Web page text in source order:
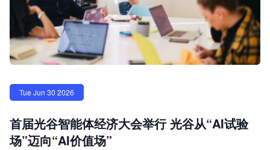
Tue Jun 30 2026
首届光谷智能体经济大会举行 光谷从“AI试验
场”迈向“AI价值场”